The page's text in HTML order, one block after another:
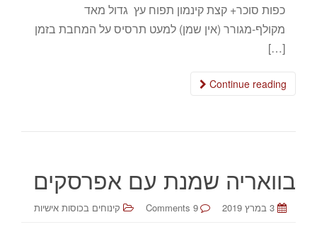
כפות סוכר+ קצת קינמון תפוח עץ גדול מאד
מקולף-מגורר (אין שמן) למעט תרסיס על המחבת בזמן
[…]
Continue reading
בוואריה שמנת עם אפרסקים
3 במרץ 2019 9 Comments קינוחים בכוסות אישיות